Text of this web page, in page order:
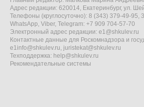
Адрес редакции: 620014, Екатеринбург, ул.
Телефоны (круглосуточно): 8 (343) 379-49-95,
WhatsApp, Viber, Telegram: +7 909 704-57-70
Электронный адрес редакции: e1@shkulev.ru
Контактные данные для Роскомнадзора и
e1info@shkulev.ru, juristekat@shkulev.ru
Техподдержка: help@shkulev.ru
Рекомендательные системы